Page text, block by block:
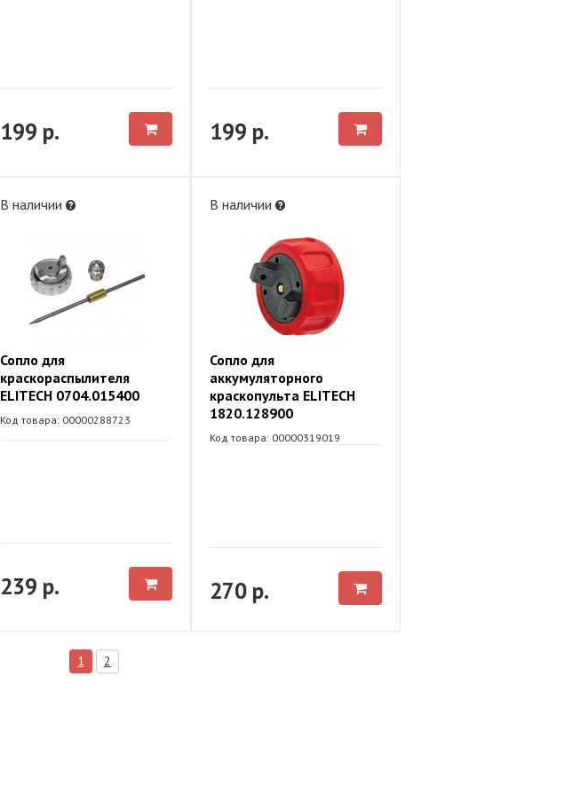
199 р. 199 р.
В наличии
Сопло для
краскораспылителя
ELITECH 0704.015400
Код товара: 00000288723
239 р.
В наличии
Сопло для
аккумуляторного
краскопульта ELITECH
1820.128900
Код товара: 00000319019
270 р.
1 2